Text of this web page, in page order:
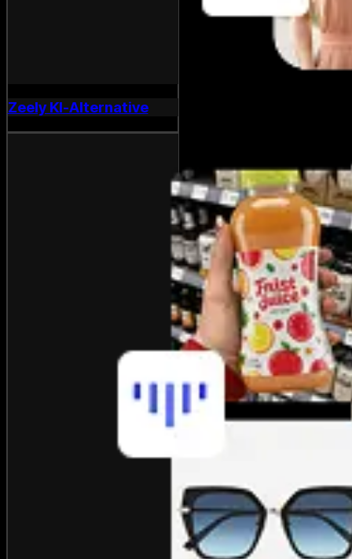
Zeely KI-Alternative